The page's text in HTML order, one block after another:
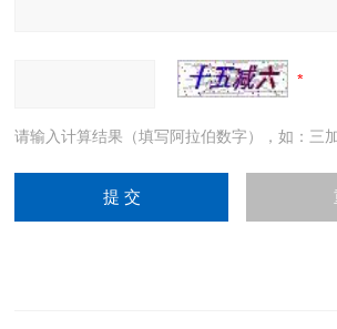
请输入计算结果（填写阿拉伯数字），如：三